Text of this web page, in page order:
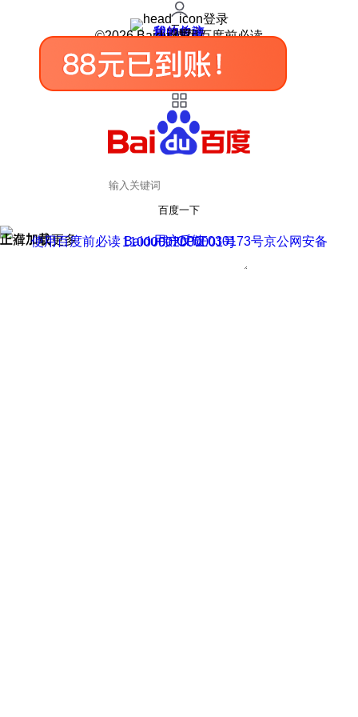
登录
我的关注
我的收藏
皮肤中心
用户反馈
设置
©2026 Baidu 使用百度前必读
百度一下
正在加载
上滑加载更多 用户反馈
使用百度前必读 Baidu 京ICP证030173号
京公网安备11000002000001号